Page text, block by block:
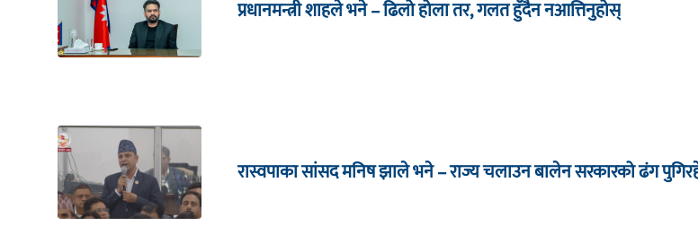
प्रधानमन्त्री शाहले भने – ढिलो होला तर, गलत हुँदैन नआत्तिनुहोस्
रास्वपाका सांसद मनिष झाले भने – राज्य चलाउन बालेन सरकारको ढंग